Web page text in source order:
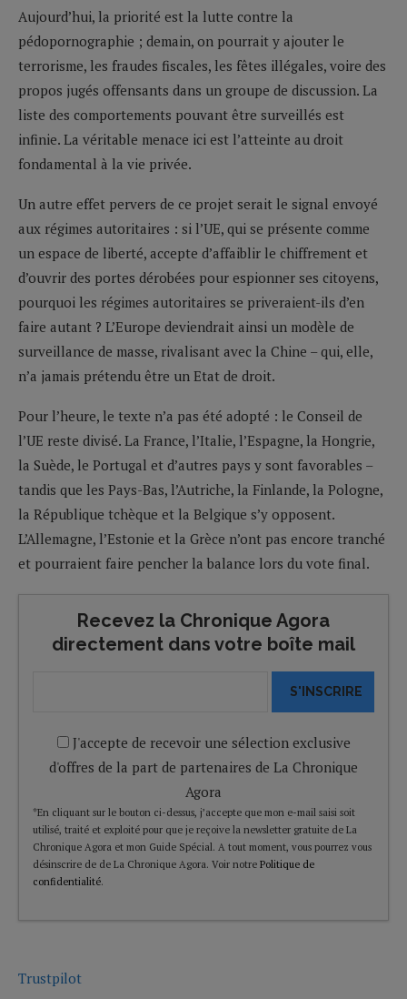
Aujourd’hui, la priorité est la lutte contre la
pédopornographie ; demain, on pourrait y ajouter le
terrorisme, les fraudes fiscales, les fêtes illégales, voire des
propos jugés offensants dans un groupe de discussion. La
liste des comportements pouvant être surveillés est
infinie. La véritable menace ici est l’atteinte au droit
fondamental à la vie privée.
Un autre effet pervers de ce projet serait le signal envoyé
aux régimes autoritaires : si l’UE, qui se présente comme
un espace de liberté, accepte d’affaiblir le chiffrement et
d’ouvrir des portes dérobées pour espionner ses citoyens,
pourquoi les régimes autoritaires se priveraient-ils d’en
faire autant ? L’Europe deviendrait ainsi un modèle de
surveillance de masse, rivalisant avec la Chine – qui, elle,
n’a jamais prétendu être un Etat de droit.
Pour l’heure, le texte n’a pas été adopté : le Conseil de
l’UE reste divisé. La France, l’Italie, l’Espagne, la Hongrie,
la Suède, le Portugal et d’autres pays y sont favorables –
tandis que les Pays-Bas, l’Autriche, la Finlande, la Pologne,
la République tchèque et la Belgique s’y opposent.
L’Allemagne, l’Estonie et la Grèce n’ont pas encore tranché
et pourraient faire pencher la balance lors du vote final.
Recevez la Chronique Agora
directement dans votre boîte mail
S'INSCRIRE
J'accepte de recevoir une sélection exclusive
d'offres de la part de partenaires de La Chronique
Agora
*En cliquant sur le bouton ci-dessus, j’accepte que mon e-mail saisi soit
utilisé, traité et exploité pour que je reçoive la newsletter gratuite de La
Chronique Agora et mon Guide Spécial. A tout moment, vous pourrez vous
désinscrire de de La Chronique Agora. Voir notre Politique de
confidentialité.
Trustpilot